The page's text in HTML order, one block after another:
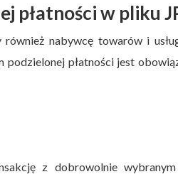
płatności w pliku
nabywcę towarów i
płatności jest
z dobrowolnie